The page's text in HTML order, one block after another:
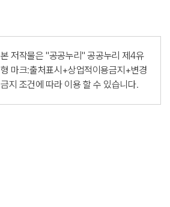
본 저작물은 "공공누리"공공누리 제4유
형 마크:출처표시+상업적이용금지+변경
금지 조건에 따라 이용 할 수 있습니다.